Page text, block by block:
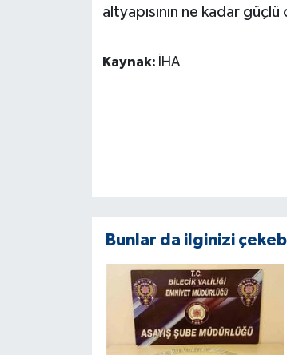
altyapısının ne kadar
Kaynak: İHA
Bunlar da ilginizi
TEKNOLOJİ
ÜLKE GÜNDEMİ